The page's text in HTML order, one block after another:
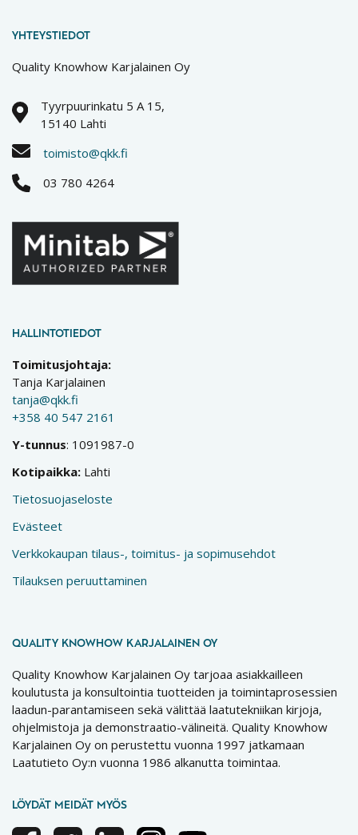
YHTEYSTIEDOT
Quality Knowhow Karjalainen Oy
Tyyrpuurinkatu 5 A 15,
15140 Lahti
toimisto@qkk.fi
03 780 4264
HALLINTOTIEDOT
Toimitusjohtaja:
Tanja Karjalainen
tanja@qkk.fi
+358 40 547 2161
Y-tunnus: 1091987-0
Kotipaikka: Lahti
Tietosuojaseloste
Evästeet
Verkkokaupan tilaus-, toimitus- ja sopimusehdot
Tilauksen peruuttaminen
QUALITY KNOWHOW KARJALAINEN OY
Quality Knowhow Karjalainen Oy tarjoaa asiakkailleen
koulutusta ja konsultointia tuotteiden ja toimintaprosessien
laadun-parantamiseen sekä välittää laatutekniikan kirjoja,
ohjelmistoja ja demonstraatio-välineitä. Quality Knowhow
Karjalainen Oy on perustettu vuonna 1997 jatkamaan
Laatutieto Oy:n vuonna 1986 alkanutta toimintaa.
LÖYDÄT MEIDÄT MYÖS